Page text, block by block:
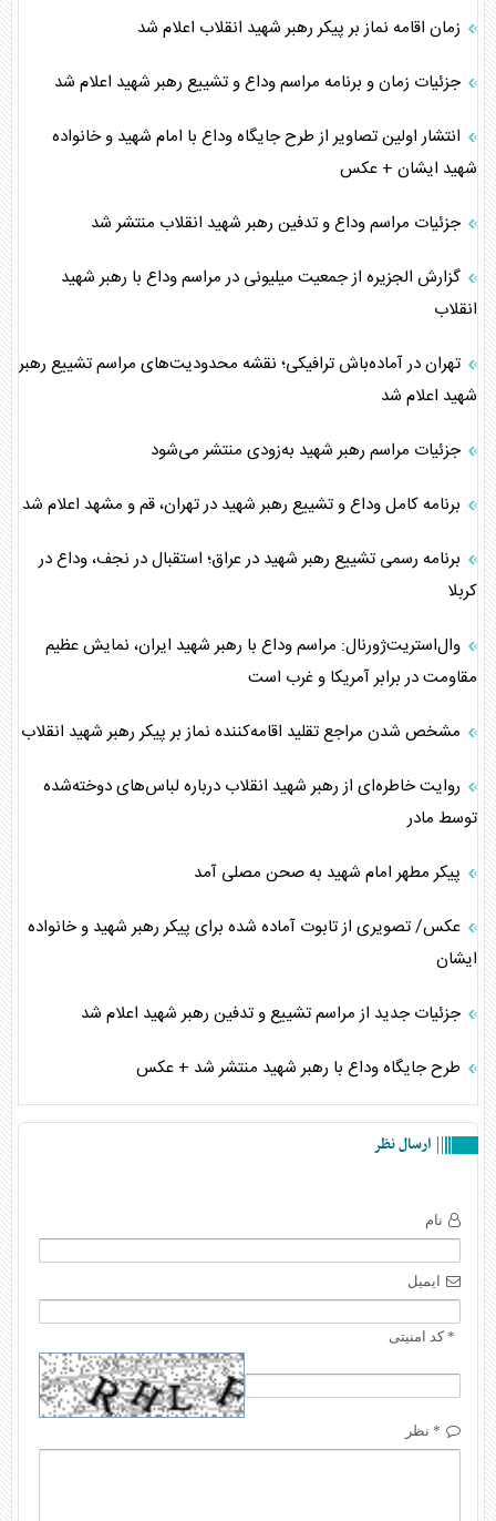
زمان اقامه نماز بر پیکر رهبر شهید انقلاب اعلام شد
جزئیات زمان و برنامه مراسم وداع و تشییع رهبر شهید اعلام شد
انتشار اولین تصاویر از طرح جایگاه وداع با امام شهید و خانواده
شهید ایشان + عکس
جزئیات مراسم وداع و تدفین رهبر شهید انقلاب منتشر شد
گزارش الجزیره از جمعیت میلیونی در مراسم وداع با رهبر شهید
انقلاب
تهران در آماده‌باش ترافیکی؛ نقشه محدودیت‌های مراسم تشییع رهبر
شهید اعلام شد
جزئیات مراسم رهبر شهید به‌زودی منتشر می‌شود
برنامه کامل وداع و تشییع رهبر شهید در تهران، قم و مشهد اعلام شد
برنامه رسمی تشییع رهبر شهید در عراق؛ استقبال در نجف، وداع در
کربلا
وال‌استریت‌ژورنال: مراسم وداع با رهبر شهید ایران، نمایش عظیم
مقاومت در برابر آمریکا و غرب است
مشخص شدن مراجع تقلید اقامه‌کننده نماز بر پیکر رهبر شهید انقلاب
روایت خاطره‌ای از رهبر شهید انقلاب درباره لباس‌های دوخته‌شده
توسط مادر
پیکر مطهر امام شهید به صحن مصلی آمد
عکس/ تصویری از تابوت آماده شده برای پیکر رهبر شهید و خانواده
ایشان
جزئیات جدید از مراسم تشییع و تدفین رهبر شهید اعلام شد
طرح جایگاه وداع با رهبر شهید منتشر شد + عکس
ارسال نظر
نام
ایمیل
* کد امنیتی
* نظر